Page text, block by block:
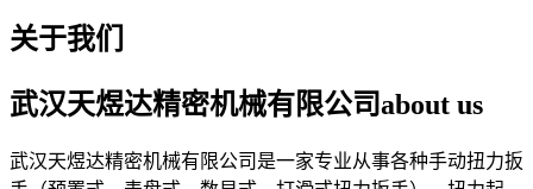
关于我们
武汉天煜达精密机械有限公司about us
武汉天煜达精密机械有限公司是一家专业从事各种手动扭力扳